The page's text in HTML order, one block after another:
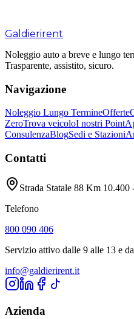
Galdierirent
Noleggio auto a breve e lungo
Trasparente, assistito, sicuro.
Navigazione
Noleggio Lungo TermineOfferte
ZeroTrova veicoloI nostri Point
ConsulenzaBlogSedi e Stazioni
Contatti
Strada Statale 88 Km
Telefono
800 090 406
Servizio attivo dalle 9 alle 13 e
info@galdierirent.it
Azienda